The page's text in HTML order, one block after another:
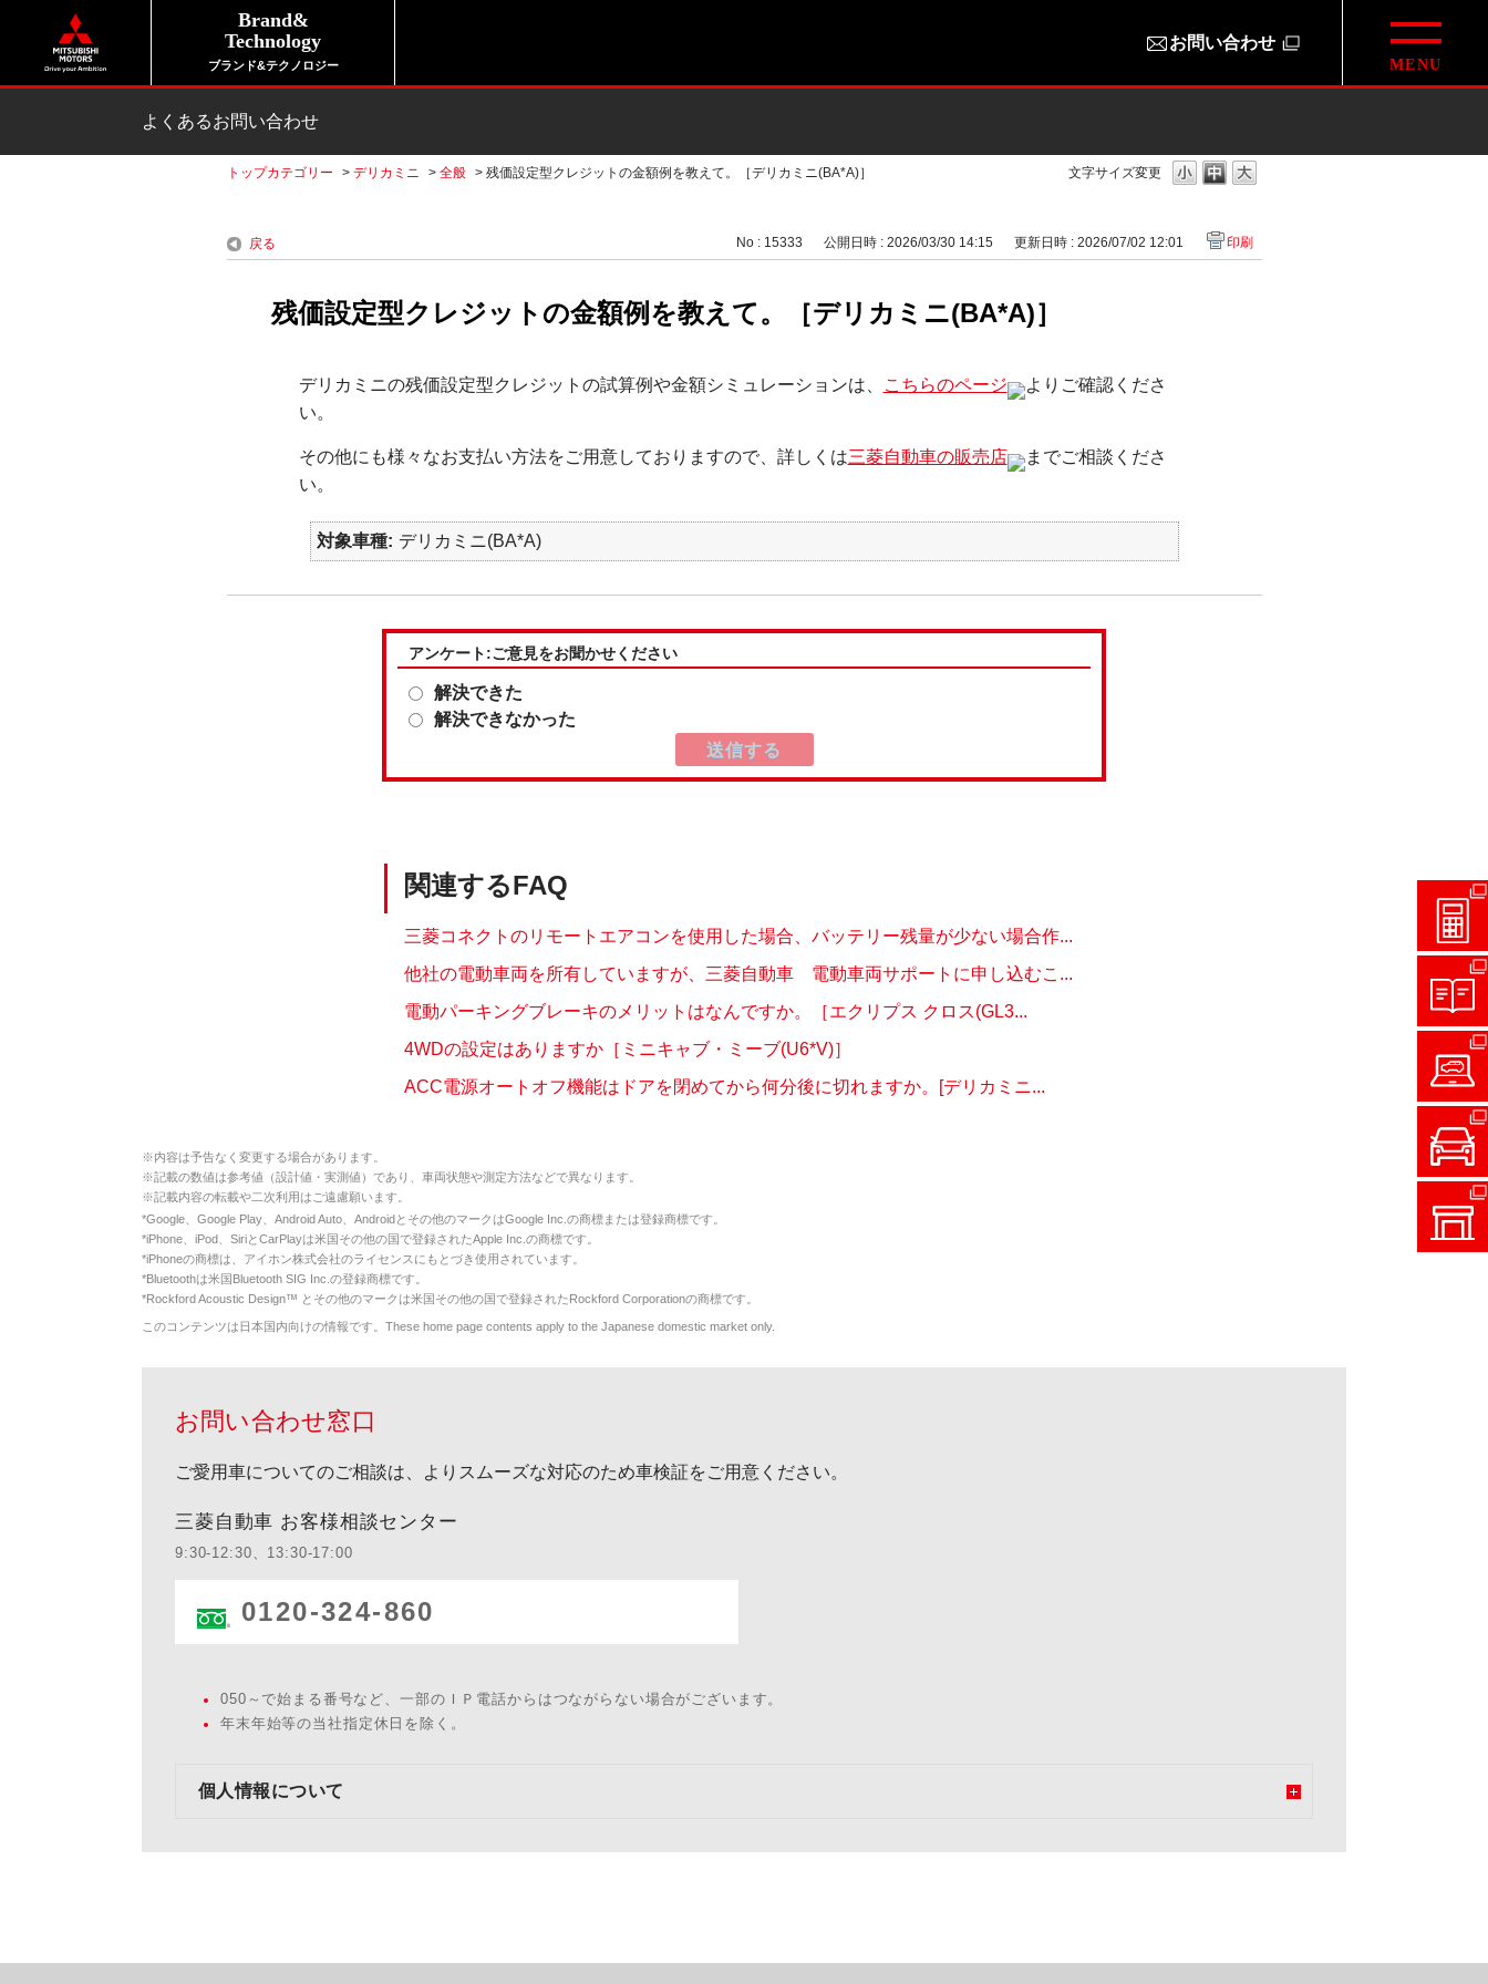
Brand&
Technology
ブランド&テクノロジー
お問い合わせ
よくあるお問い合わせ
文字サイズ変更
トップカテゴリー > デリカミニ > 全般 > 残価設定型クレジットの金額例を教えて。［デリカミニ(BA*A)］
戻る No : 15333 公開日時 : 2026/03/30 14:15 更新日時 : 2026/07/02 12:01 印刷
残価設定型クレジットの金額例を教えて。［デリカミニ(BA*A)］
デリカミニの残価設定型クレジットの試算例や金額シミュレーションは、 こちらのページ
よりご確認くださ
い。
その他にも様々なお支払い方法をご用意しておりますので、詳しくは三菱自動車の販売店
までご相談くださ
い。
対象車種 デリカミニ(BA*A)
アンケート:ご意見をお聞かせください
解決できた
解決できなかった
関連するFAQ
三菱コネクトのリモートエアコンを使用した場合、バッテリー残量が少ない場合作...
他社の電動車両を所有していますが、三菱自動車 電動車両サポートに申し込むこ...
電動パーキングブレーキのメリットはなんですか。［エクリプス クロス(GL3...
4WDの設定はありますか［ミニキャブ・ミーブ(U6*V)］
ACC電源オートオフ機能はドアを閉めてから何分後に切れますか。[デリカミニ...
※内容は予告なく変更する場合があります。
※記載の数値は参考値（設計値・実測値）であり、車両状態や測定方法などで異なります。
※記載内容の転載や二次利用はご遠慮願います。
*Google、Google Play、Android Auto、Androidとその他のマークはGoogle Inc.の商標または登録商標です。
*iPhone、iPod、SiriとCarPlayは米国その他の国で登録されたApple Inc.の商標です。
*iPhoneの商標は、アイホン株式会社のライセンスにもとづき使用されています。
*Bluetoothは米国Bluetooth SIG Inc.の登録商標です。
*Rockford Acoustic Design™ とその他のマークは米国その他の国で登録されたRockford Corporationの商標です。
このコンテンツは日本国内向けの情報です。These home page contents apply to the Japanese domestic market only.
お問い合わせ窓口
ご愛用車についてのご相談は、よりスムーズな対応のため車検証をご用意ください。
三菱自動車 お客様相談センター
9:30-12:30、13:30-17:00
0120-324-860
050～で始まる番号など、一部のＩＰ電話からはつながらない場合がございます。
年末年始等の当社指定休日を除く。
個人情報について